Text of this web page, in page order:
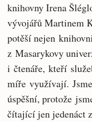
knihovny Irena
vývojářů Martinem
potěší nejen
z Masarykovy
i čtenáře, kteří
míře využívají.
úspěšní, protože
čítající jen jedenáct